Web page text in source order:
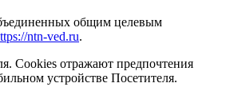
общим целевым
ntn-ved.ru.
Cookies отражают предпочтения
устройстве Посетителя.